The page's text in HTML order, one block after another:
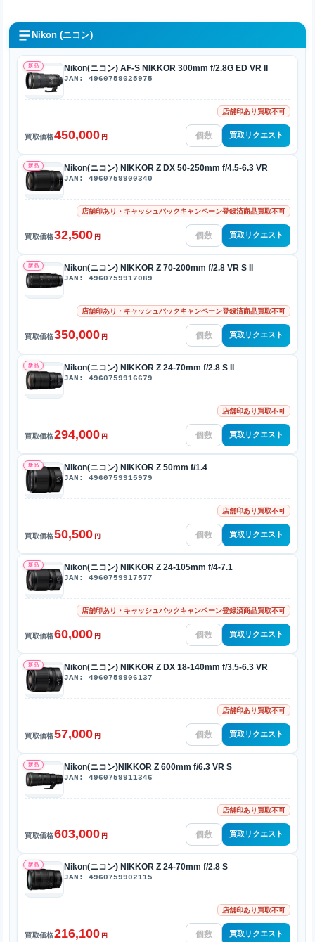
Nikon (ニコン)
新品 Nikon(ニコン) AF-S NIKKOR 300mm f/2.8G ED VR II
JAN: 4960759025975
店舗印あり買取不可
買取価格450,000 円 買取リクエスト
新品 Nikon(ニコン) NIKKOR Z DX 50-250mm f/4.5-6.3 VR
JAN: 4960759900340
店舗印あり・キャッシュバックキャンペーン登録済商品買取不可
買取価格32,500 円 買取リクエスト
新品 Nikon(ニコン) NIKKOR Z 70-200mm f/2.8 VR S II
JAN: 4960759917089
店舗印あり・キャッシュバックキャンペーン登録済商品買取不可
買取価格350,000 円 買取リクエスト
新品 Nikon(ニコン) NIKKOR Z 24-70mm f/2.8 S II
JAN: 4960759916679
店舗印あり買取不可
買取価格294,000 円 買取リクエスト
新品 Nikon(ニコン) NIKKOR Z 50mm f/1.4
JAN: 4960759915979
店舗印あり買取不可
買取価格50,500 円 買取リクエスト
新品 Nikon(ニコン) NIKKOR Z 24-105mm f/4-7.1
JAN: 4960759917577
店舗印あり・キャッシュバックキャンペーン登録済商品買取不可
買取価格60,000 円 買取リクエスト
新品 Nikon(ニコン) NIKKOR Z DX 18-140mm f/3.5-6.3 VR
JAN: 4960759906137
店舗印あり買取不可
買取価格57,000 円 買取リクエスト
新品 Nikon(ニコン)NIKKOR Z 600mm f/6.3 VR S
JAN: 4960759911346
店舗印あり買取不可
買取価格603,000 円 買取リクエスト
新品 Nikon(ニコン) NIKKOR Z 24-70mm f/2.8 S
JAN: 4960759902115
店舗印あり買取不可
買取価格216,100 円 買取リクエスト